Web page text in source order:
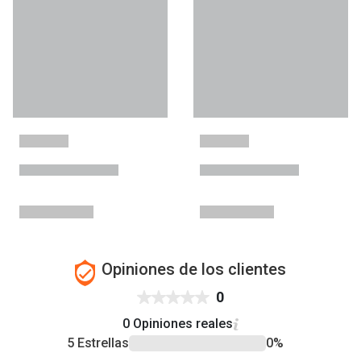
Opiniones de los clientes
0
0 Opiniones reales
5 Estrellas
0%